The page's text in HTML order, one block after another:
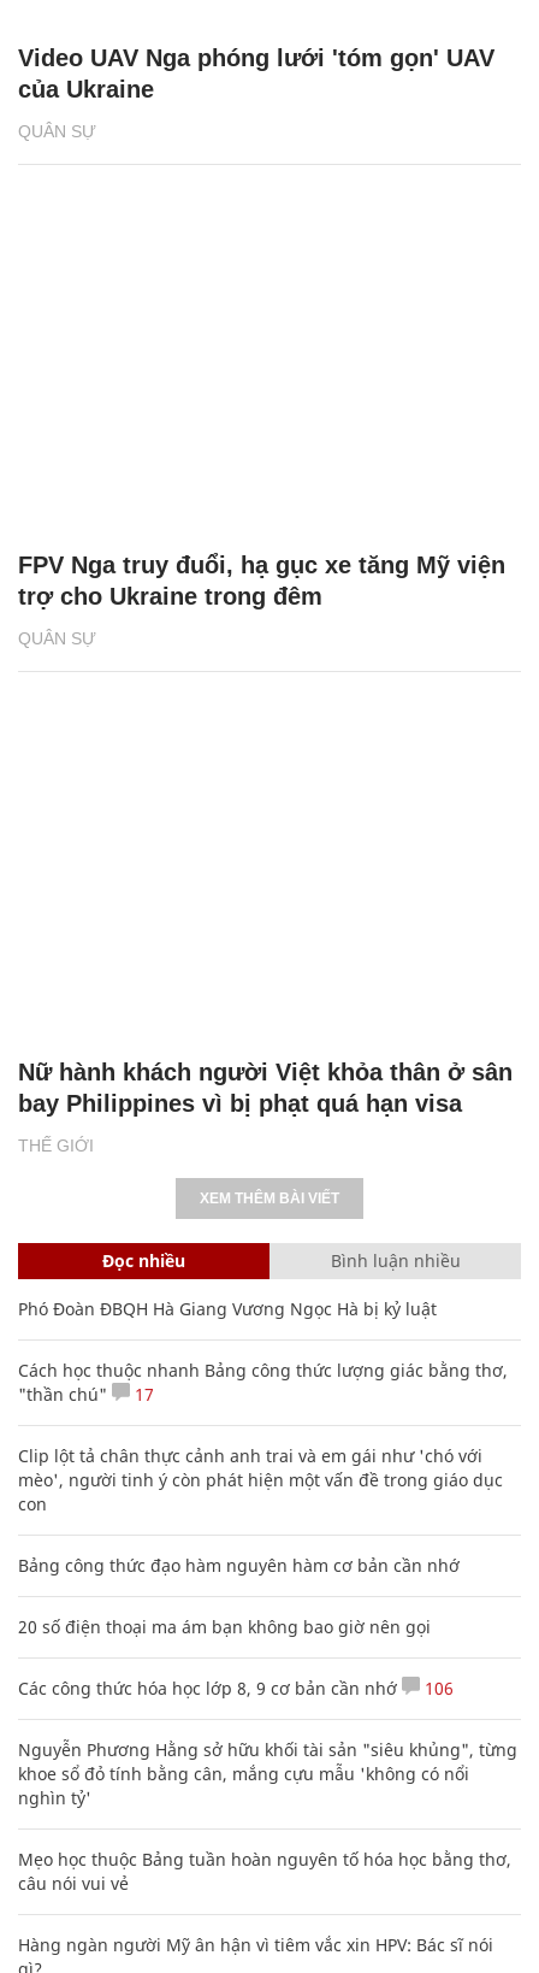
QUÂN SỰ
Video UAV Nga phóng lưới 'tóm gọn' UAV
của Ukraine
QUÂN SỰ
FPV Nga truy đuổi, hạ gục xe tăng Mỹ viện
trợ cho Ukraine trong đêm
THẾ GIỚI
Nữ hành khách người Việt khỏa thân ở sân
bay Philippines vì bị phạt quá hạn visa
XEM THÊM BÀI VIẾT
Đọc nhiều Bình luận nhiều
Phó Đoàn ĐBQH Hà Giang Vương Ngọc Hà bị kỷ luật
Cách học thuộc nhanh Bảng công thức lượng giác bằng thơ,
"thần chú"
17
Clip lột tả chân thực cảnh anh trai và em gái như 'chó với
mèo', người tinh ý còn phát hiện một vấn đề trong giáo dục
con
Bảng công thức đạo hàm nguyên hàm cơ bản cần nhớ
20 số điện thoại ma ám bạn không bao giờ nên gọi
Các công thức hóa học lớp 8, 9 cơ bản cần nhớ 106
Nguyễn Phương Hằng sở hữu khối tài sản "siêu khủng", từng
khoe sổ đỏ tính bằng cân, mắng cựu mẫu 'không có nổi
nghìn tỷ'
Mẹo học thuộc Bảng tuần hoàn nguyên tố hóa học bằng thơ,
câu nói vui vẻ
Hàng ngàn người Mỹ ân hận vì tiêm vắc xin HPV: Bác sĩ nói
gì?